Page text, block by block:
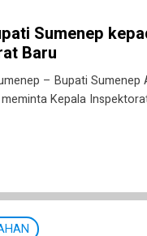
Sumenep
Baru
– Bupati Sumenep
Kepala